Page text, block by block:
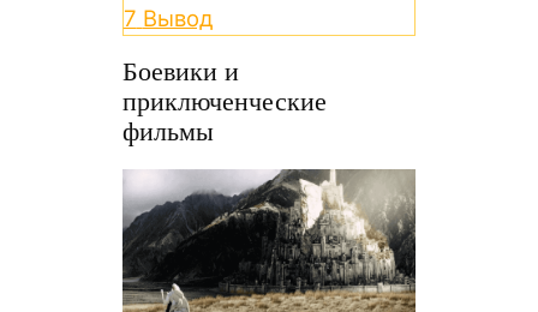
7 Вывод
Боевики и
приключенческие
фильмы